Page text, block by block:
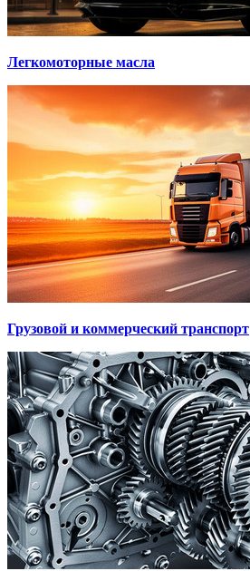
Легкомоторные масла
Грузовой и коммерческий транспорт